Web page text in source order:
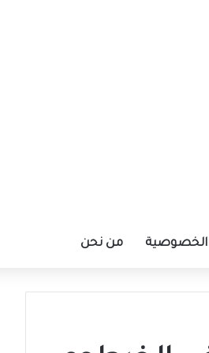
من نحن